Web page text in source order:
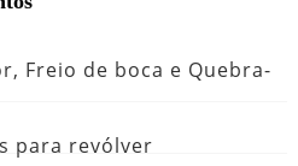
Freio de boca e Quebra-
para revólver